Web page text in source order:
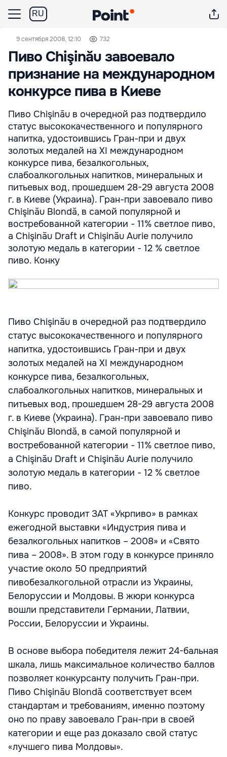
RU
9 сентября 2008, 12:10 732
Пиво Chişinău завоевало
признание на международном
конкурсе пива в Киеве
Пиво Chişinău в очередной раз подтвердило
статус высококачественного и популярного
напитка, удостоившись Гран-при и двух
золотых медалей на XI международном
конкурсе пива, безалкогольных,
слабоалкогольных напитков, минеральных и
питьевых вод, прошедшем 28-29 августа 2008
г. в Киеве (Украина). Гран-при завоевало пиво
Chişinău Blondă, в самой популярной и
востребованной категории - 11% светлое пиво,
а Chişinău Draft и Chişinău Aurie получило
золотую медаль в категории - 12 % светлое
пиво. Конку
Пиво Chişinău в очередной раз подтвердило
статус высококачественного и популярного
напитка, удостоившись Гран-при и двух
золотых медалей на XI международном
конкурсе пива, безалкогольных,
слабоалкогольных напитков, минеральных и
питьевых вод, прошедшем 28-29 августа 2008
г. в Киеве (Украина). Гран-при завоевало пиво
Chişinău Blondă, в самой популярной и
востребованной категории - 11% светлое пиво,
а Chişinău Draft и Chişinău Aurie получило
золотую медаль в категории - 12 % светлое
пиво.
Конкурс проводит ЗАТ «Укрпиво» в рамках
ежегодной выставки «Индустрия пива и
безалкогольных напитков – 2008» и «Свято
пива – 2008». В этом году в конкурсе приняло
участие около 50 предприятий
пивобезалкогольной отрасли из Украины,
Белоруссии и Молдовы. В жюри конкурса
вошли представители Германии, Латвии,
России, Белоруссии и Украины.
В основе выбора победителя лежит 24-бальная
шкала, лишь максимальное количество баллов
позволяет конкурсанту получить Гран-при.
Пиво Chişinău Blondă соответствует всем
стандартам и требованиям, именно поэтому
оно по праву завоевало Гран-при в своей
категории и еще раз доказало свой статус
«лучшего пива Молдовы».